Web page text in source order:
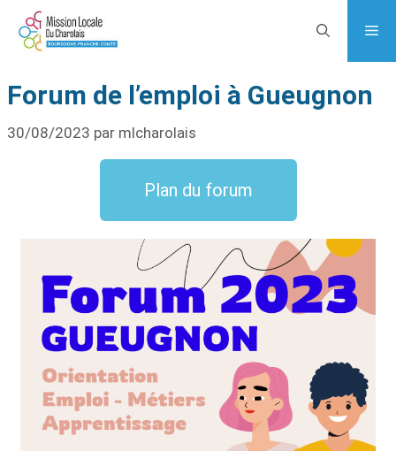
Forum de l’emploi à Gueugnon
30/08/2023 par mlcharolais
Plan du forum